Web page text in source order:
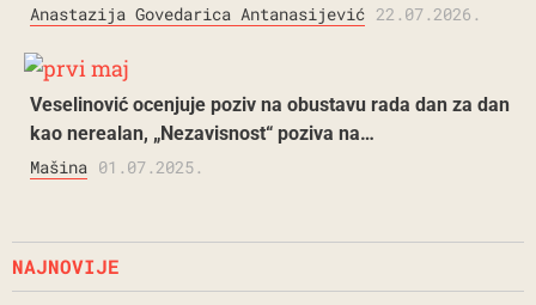
Anastazija Govedarica Antanasijević 22.07.2026.
Veselinović ocenjuje poziv na obustavu rada dan za dan
kao nerealan, „Nezavisnost“ poziva na…
Mašina 01.07.2025.
NAJNOVIJE